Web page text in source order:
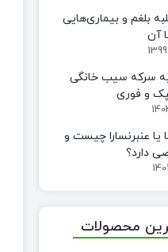
بلغم و بیماری‌هایی
آن
سرکه سیب خانگی
و فوری
یا عنبرنسارا چیست و
دارد؟
محصولات